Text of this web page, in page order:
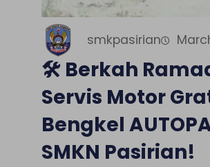
smkpasirian
🛠️ Berkah
Servis Motor
Bengkel
SMKN Pasirian!